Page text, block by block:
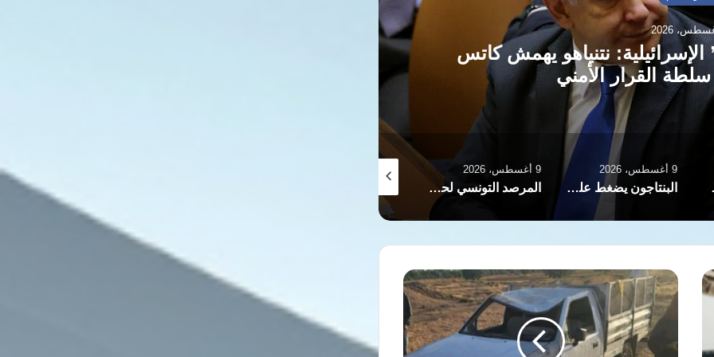
نتنياهو يهمش كاتس
القرار الأمني
عمر مرموش
9 أغسطس، 2026
البنتاجون يضغط على شركات الدفاع لرفع وتيرة تسليم الأسلحة والذخائر
9 أغسطس، 2026
المرصد التونسي لحقوق الإنسان: عوائق إدارية تحرم الأطفال المهاجرين من مقاعد الدراسة الجيش اللبناني يكشف تفاصيل إصابة ثلاثة عسكريين في عمليات تفكيك ذخائر
مصرع
عاملتين
وإصابة
في